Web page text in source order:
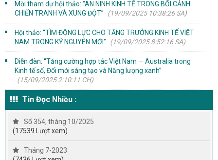
Mời tham dự hội thảo: “AN NINH KINH TẾ TRONG BỐI CẢNH
CHIẾN TRANH VÀ XUNG ĐỘT”
(19/09/2025 10:38:26 SA)
Hội thảo: “TÌM ĐỘNG LỰC CHO TĂNG TRƯỞNG KINH TẾ VIỆT
NAM TRONG KỶ NGUYÊN MỚI”
(19/09/2025 8:52:16 SA)
Diễn đàn: “Tăng cường hợp tác Việt Nam — Australia trong
Kinh tế số, Đổi mới sáng tạo và Năng lượng xanh”
(15/09/2025 2:10:11 CH)
Tin Đọc Nhiều :
Số 354, tháng 10/2025
(17539 Lượt xem)
Tháng 7-2023